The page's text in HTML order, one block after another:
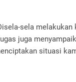
sela melakukan
juga
situasi